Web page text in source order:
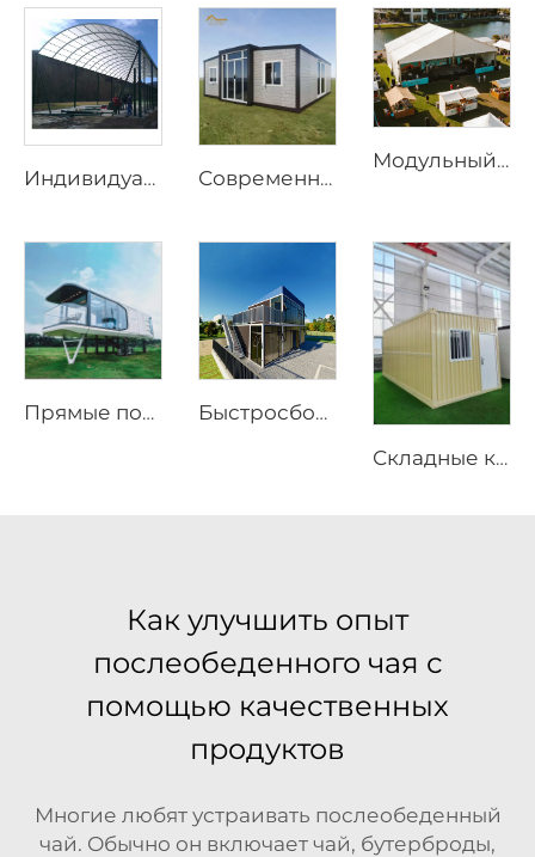
Индивидуальные крыши для падел-кортов из стали и стекла | Ветрозащитные алюминиевые конструкции с теневыми клапанами для открытых спортивных сооружений Современный prefabрицированный дом с 3 спальнями | Расширяемый жилой контейнерный дом длиной 20 футов для устойчивого образа жизни
Модульный бескаркасный открытый шатёр | Решение для постоянных и временных событийных сооружений
Прямые поставки с фабрики, водонепроницаемые тенты для улицы, дома с жесткой оболочкой, роскошный отель-палатка, дом
Быстросборный модульный контейнерный дом | Складной портативный жилой модуль для жилого использования
Складные контейнерные решения длиной 20 футов | Модульный прочный металлический дом для строительных офисов и промышленных складских проектов
Как улучшить опыт
послеобеденного чая с
помощью качественных
продуктов
Многие любят устраивать послеобеденный
чай. Обычно он включает чай, бутерброды,